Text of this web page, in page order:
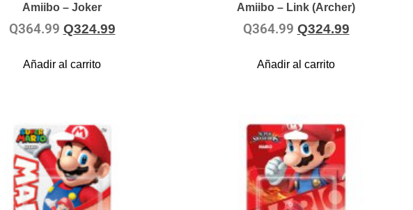
Amiibo – Joker
Q364.99 Q324.99
Añadir al carrito
Amiibo – Link (Archer)
Q364.99 Q324.99
Añadir al carrito